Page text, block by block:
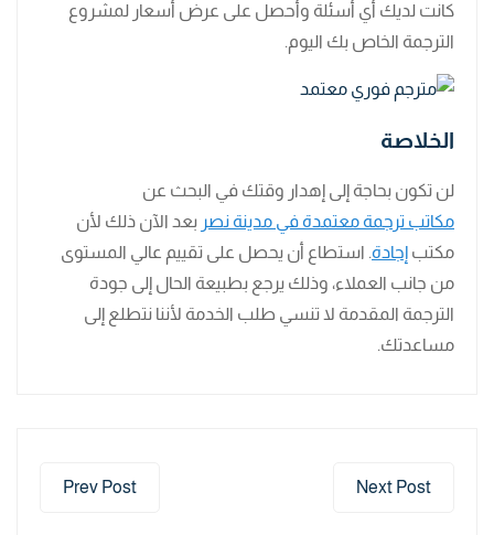
كانت لديك أي أسئلة وأحصل على عرض أسعار لمشروع
الترجمة الخاص بك اليوم.
الخلاصة
لن تكون بحاجة إلى إهدار وقتك في البحث عن
مكاتب ترجمة معتمدة في مدينة نصر بعد الآن ذلك لأن
مكتب إجادة. استطاع أن يحصل على تقييم عالي المستوى
من جانب العملاء، وذلك يرجع بطبيعة الحال إلى جودة
الترجمة المقدمة لا تنسي طلب الخدمة لأننا نتطلع إلى
مساعدتك.
Prev Post Next Post